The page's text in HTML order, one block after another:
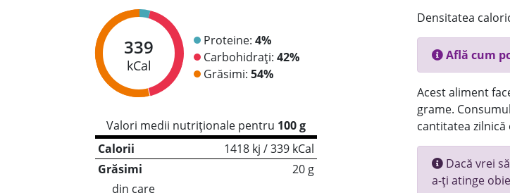
339
kCal
Proteine: 4%
Carbohidrați: 42%
Grăsimi: 54%
Valori medii nutriționale pentru 100 g
Calorii
1418 kj / 339 kCal
Grăsimi
20 g
din care
Densitatea
Află cum
Acest aliment
grame.
cantitatea zilnică
Dacă vrei
a-ți atinge